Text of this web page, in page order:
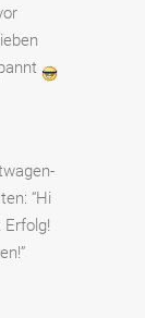
: “Hi
Erfolg!
”